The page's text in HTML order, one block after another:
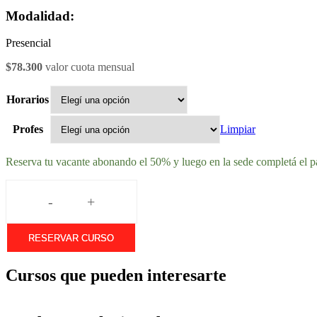
Modalidad:
Presencial
$78.300
Horarios
Profes Limpiar
Reserva tu vacante abonando el 50% y luego en la sede completá el
-
Comedia
cantidad
+
RESERVAR CURSO
Cursos que pueden interesarte